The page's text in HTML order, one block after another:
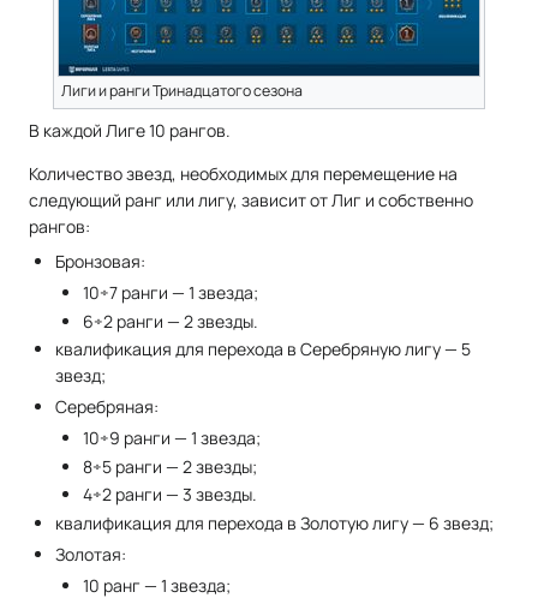
Лиги и ранги Тринадцатого сезона
В каждой Лиге 10 рангов.
Количество звезд, необходимых для перемещение на
следующий ранг или лигу, зависит от Лиг и собственно
рангов:
Бронзовая:
10÷7 ранги — 1 звезда;
6÷2 ранги — 2 звезды.
квалификация для перехода в Серебряную лигу — 5
звезд;
Серебряная:
10÷9 ранги — 1 звезда;
8÷5 ранги — 2 звезды;
4÷2 ранги — 3 звезды.
квалификация для перехода в Золотую лигу — 6 звезд;
Золотая:
10 ранг — 1 звезда;